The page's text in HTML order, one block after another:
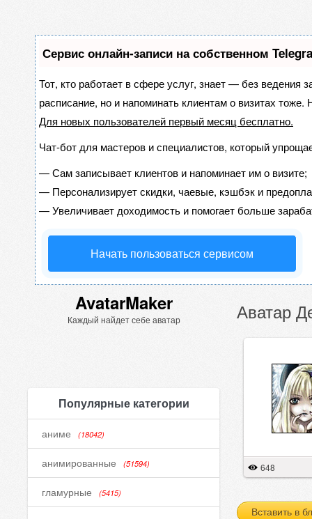
Сервис онлайн-записи на собственном
Тот, кто работает в сфере услуг, знает — без ведения
расписание, но и напоминать клиентам о визитах
Для новых пользователей первый месяц бесплатно.
Чат-бот для мастеров и специалистов, который
—Сам записывает клиентов и напоминает им о визите;
— Персонализирует скидки, чаевые, кэшбэк и
—Увеличивает доходимость и помогает больше
Начать пользоваться сервисом
AvatarMaker
Каждый найдет себе аватар
Популярные категории
аниме (18042)
анимированные (51594)
гламурные (5415)
Аватар
648
Вставить в